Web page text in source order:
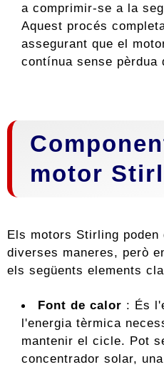
a comprimir-se a la
Aquest procés
assegurant que el
contínua sense pèrdua
motor
Els motors Stirling poden
diverses maneres, però
els següents elements
Font de calor : És
l'energia tèrmica
mantenir el cicle. Pot
concentrador solar,